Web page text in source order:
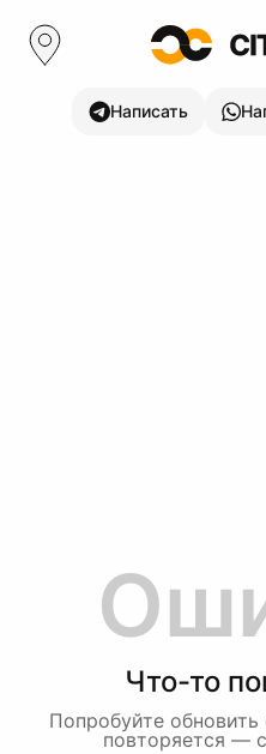
Написать
Что-то
Попробуйте
повторяется —